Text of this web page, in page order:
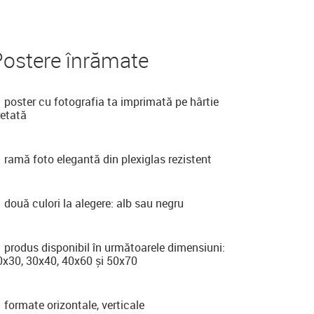
înrămate
poster cu fotografia ta imprimată pe hârtie
ramă foto elegantă din plexiglas rezistent
două culori la alegere: alb sau negru
produs disponibil în următoarele dimensiuni:
30x40, 40x60 și 50x70
formate orizontale, verticale